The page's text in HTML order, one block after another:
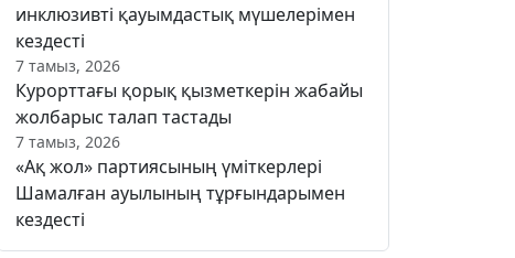
инклюзивті қауымдастық мүшелерімен
кездесті
7 тамыз, 2026
Курорттағы қорық қызметкерін жабайы
жолбарыс талап тастады
7 тамыз, 2026
«Ақ жол» партиясының үміткерлері
Шамалған ауылының тұрғындарымен
кездесті